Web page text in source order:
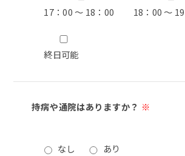
17：00 ～ 18：00 18：00 ～
終日可能
持病や通院はありますか？ ※
なし
あり